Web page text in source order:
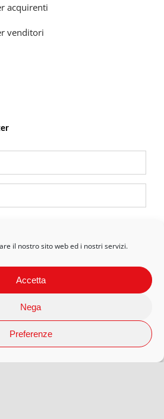
il nostro sito web ed i nostri servizi.
Accetta
Nega
Preferenze
acquirenti
venditori